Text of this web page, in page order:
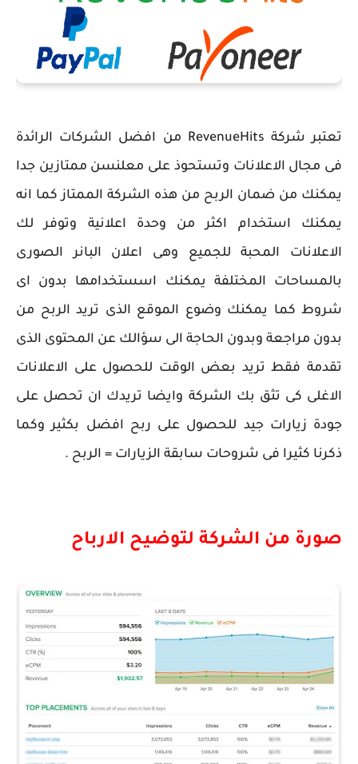
تعتبر شركة RevenueHits من افضل الشركات الرائدة
فى مجال الاعلانات وتستحوذ على معلنسن ممتازين جدا
يمكنك من ضمان الربح من هذه الشركة الممتاز كما انه
يمكنك استخدام اكثر من وحدة اعلانية وتوفر لك
الاعلانات المحبة للجميع وهى اعلان البانر الصورى
بالمساحات المختلفة يمكنك اسستخدامها بدون اى
شروط كما يمكنك وضوع الموقع الذى تريد الربح من
بدون مراجعة وبدون الحاجة الى سؤالك عن المحتوى الذى
تقدمة فقط تريد بعض الوقت للحصول على الاعلانات
الاغلى كى تثق بك الشركة وايضا تريدك ان تحصل على
جودة زيارات جيد للحصول على ربح افضل بكثير وكما
ذكرنا كثيرا فى شروحات سابقة الزيارات = الربح .
صورة من الشركة لتوضيح الارباح